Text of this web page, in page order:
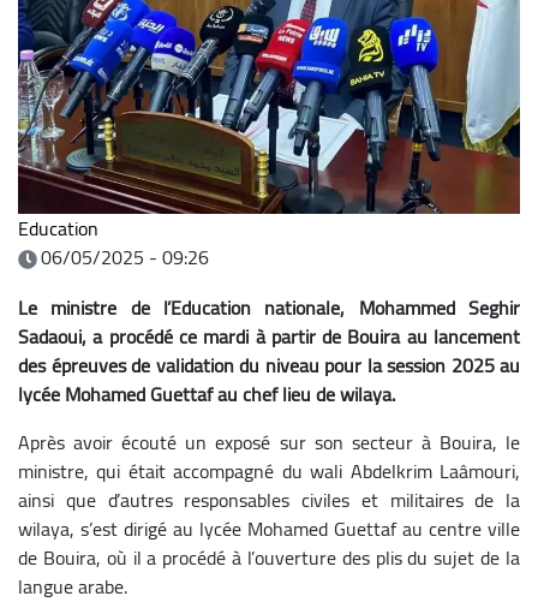
Education
06/05/2025 - 09:26
Le ministre de l’Education nationale, Mohammed Seghir
Sadaoui, a procédé ce mardi à partir de Bouira au lancement
des épreuves de validation du niveau pour la session 2025 au
lycée Mohamed Guettaf au chef lieu de wilaya.
Après avoir écouté un exposé sur son secteur à Bouira, le
ministre, qui était accompagné du wali Abdelkrim Laâmouri,
ainsi que d’autres responsables civiles et militaires de la
wilaya, s’est dirigé au lycée Mohamed Guettaf au centre ville
de Bouira, où il a procédé à l’ouverture des plis du sujet de la
langue arabe.